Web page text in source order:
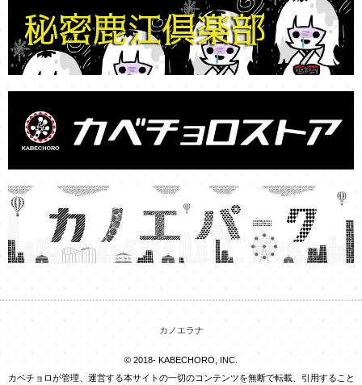
カノエラナ
© 2018- KABECHORO, INC.
カベチョロが管理、運営する本サイトの一切のコンテンツを無断で転載、引用すること